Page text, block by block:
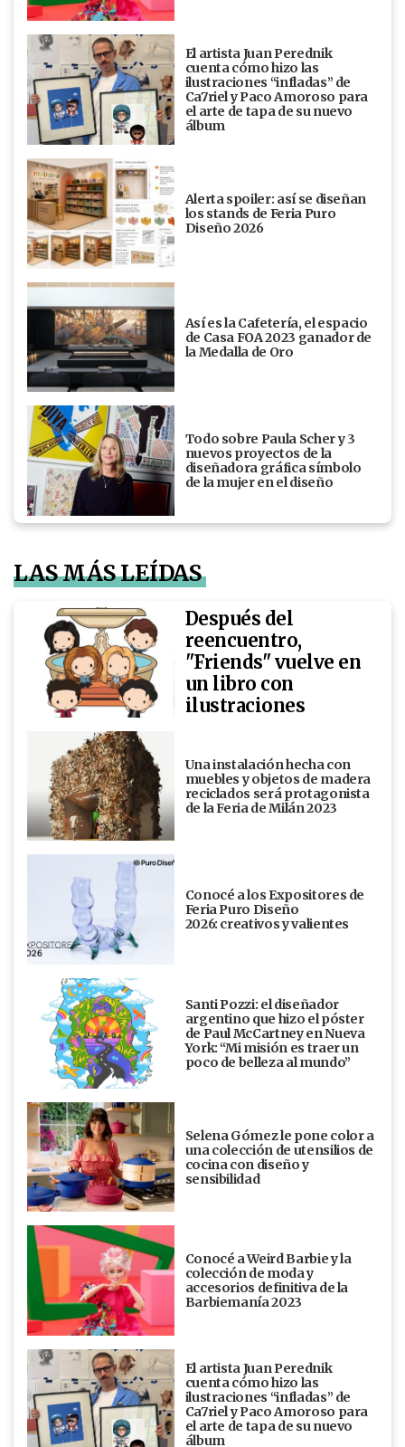
El artista Juan Perednik
cuenta cómo hizo las
ilustraciones “infladas” de
Ca7riel y Paco Amoroso para
el arte de tapa de su nuevo
álbum
Alerta spoiler: así se diseñan
los stands de Feria Puro
Diseño 2026
Así es la Cafetería, el espacio
de Casa FOA 2023 ganador de
la Medalla de Oro
Todo sobre Paula Scher y 3
nuevos proyectos de la
diseñadora gráfica símbolo
de la mujer en el diseño
LAS MÁS LEÍDAS
Después del
reencuentro,
"Friends" vuelve en
un libro con
ilustraciones
Una instalación hecha con
muebles y objetos de madera
reciclados será protagonista
de la Feria de Milán 2023
Conocé a los Expositores de
Feria Puro Diseño
2026: creativos y valientes
Santi Pozzi: el diseñador
argentino que hizo el póster
de Paul McCartney en Nueva
York: “Mi misión es traer un
poco de belleza al mundo”
Selena Gómez le pone color a
una colección de utensilios de
cocina con diseño y
sensibilidad
Conocé a Weird Barbie y la
colección de moda y
accesorios definitiva de la
Barbiemanía 2023
El artista Juan Perednik
cuenta cómo hizo las
ilustraciones “infladas” de
Ca7riel y Paco Amoroso para
el arte de tapa de su nuevo
álbum